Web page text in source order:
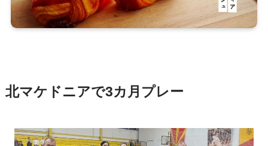
北マケドニアで3カ月プレー